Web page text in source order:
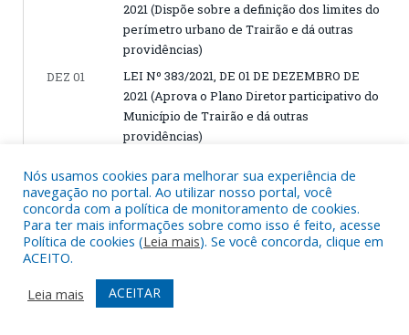
2021 (Dispõe sobre a definição dos limites do
perímetro urbano de Trairão e dá outras
providências)
DEZ 01
LEI Nº 383/2021, DE 01 DE DEZEMBRO DE
2021 (Aprova o Plano Diretor participativo do
Município de Trairão e dá outras
providências)
NOVEMBRO, 2021
NOV 22
LEI Nº 382/2021, DE 22 DE NOVEMBRO DE
2021 (Dispõe Sobre a Criação dos
Estado do Pará, do Sistema Nacional de
Nós usamos cookies para melhorar sua experiência de
navegação no portal. Ao utilizar nosso portal, você
concorda com a política de monitoramento de cookies.
Para ter mais informações sobre como isso é feito, acesse
Política de cookies (Leia mais). Se você concorda, clique em
ACEITO.
Leia mais
ACEITAR